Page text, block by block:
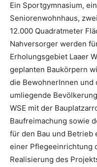
Ein Sportgymnasium,
Seniorenwohnhaus,
12.000 Quadratmeter
Nahversorger werden
Erholungsgebiet Laaer
geplanten Baukörpern
die BewohnerInnen und
umliegende
WSE mit der
Baufreimachung sowie
für den Bau und Betrieb
einer Pflegeeinrichtung
Realisierung des